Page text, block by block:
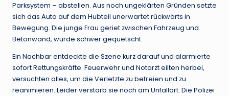
Parksystem – abstellen. Aus noch ungeklärten Gründen setzte
sich das Auto auf dem Hubteil unerwartet rückwärts in
Bewegung. Die junge Frau geriet zwischen Fahrzeug und
Betonwand, wurde schwer gequetscht.
Ein Nachbar entdeckte die Szene kurz darauf und alarmierte
sofort Rettungskräfte. Feuerwehr und Notarzt eilten herbei,
versuchten alles, um die Verletzte zu befreien und zu
reanimieren. Leider verstarb sie noch am Unfallort. Die Polizei